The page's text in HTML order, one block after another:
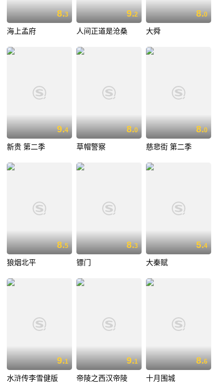
8.3
海上孟府
9.2
人间正道是沧桑
8.0
大舜
9.4
新贵 第二季
8.0
草帽警察
8.0
慈悲街 第二季
8.5
狼烟北平
8.3
镖门
5.4
大秦赋
9.1
水浒传李雪健版
9.1
帝陵之西汉帝陵
8.6
十月围城